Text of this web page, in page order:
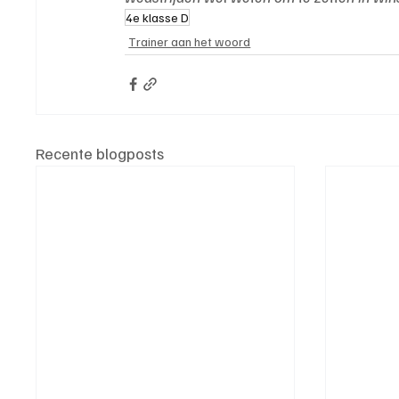
4e klasse D
Trainer aan het woord
Recente blogposts